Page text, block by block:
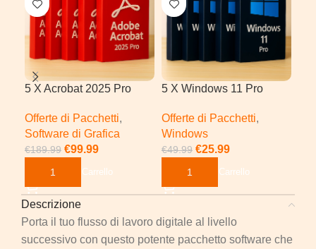
5 X Acrobat 2025 Pro
Offerte di Pacchetti,
Software di Grafica
€189.99 €99.99
Aggiungi Al Carrello
5 X Windows 11 Pro
Offerte di Pacchetti,
Windows
€49.99 €25.99
Aggiungi Al Carrello
Descrizione
Porta il tuo flusso di lavoro digitale al livello
successivo con questo potente pacchetto software che